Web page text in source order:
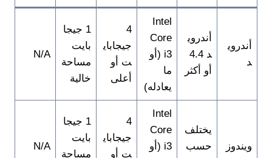
أندروي
د
أندروي
د 4.4
أو أكثر
Intel
Core
i3 (أو
ما
يعادله)
4
جيجاباي
ت أو
أعلى
1 جيجا
بايت
مساحة
خالية
N/A
ويندوز
يختلف
حسب
Intel
Core
i3 (أو
4
جيجاباي
ت أو
1 جيجا
بايت
مساحة
N/A